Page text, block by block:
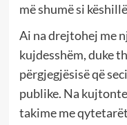
më shumë si
Ai na drejtohej me
kujdesshëm, duke
përgjegjësisë që
publike. Na
takime me